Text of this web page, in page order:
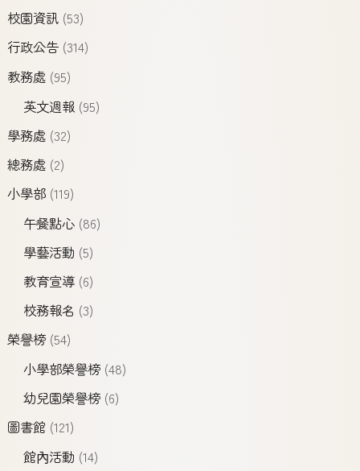
校園資訊(53)
行政公告(314)
教務處(95)
英文週報 (95)
學務處(32)
總務處(2)
小學部(119)
午餐點心(86)
學藝活動 (5)
教育宣導(6)
校務報名 (3)
榮譽榜(54)
小學部榮譽榜(48)
幼兒園榮譽榜(6)
圖書館(121)
館內活動 (14)